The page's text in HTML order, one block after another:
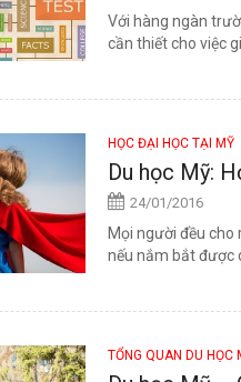
Với hàng ngàn
cần thiết cho việc
HỌC ĐẠI HỌC TẠI MỸ
Du học Mỹ:
24/01/2016
Mọi người đều cho
nếu nắm bắt được
TỔNG QUAN DU HỌC